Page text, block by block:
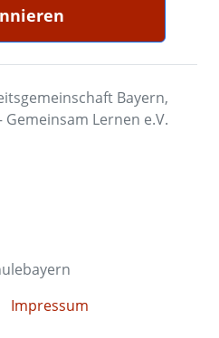
Bayern,
Gemeinsam Lernen e.V.
Impressum